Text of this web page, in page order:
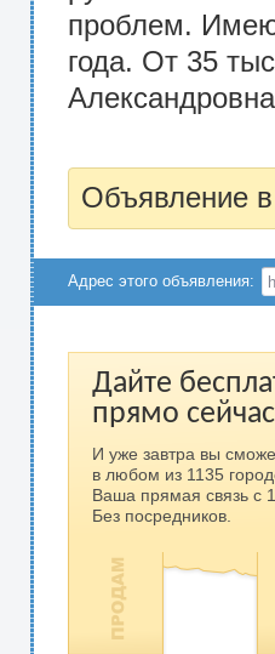
проблем.
года. От 35
Объявление
Адрес этого объявления:
Дайте
прямо
И уже завтра вы
в любом из 1135
Ваша прямая связь с
Без посредников.